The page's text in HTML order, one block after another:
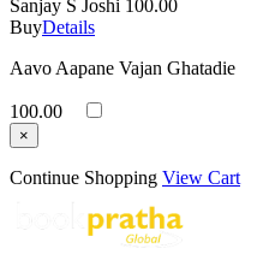
Sanjay S Joshi 100.00
BuyDetails
Aavo Aapane Vajan Ghatadie
100.00
×
Continue Shopping View Cart